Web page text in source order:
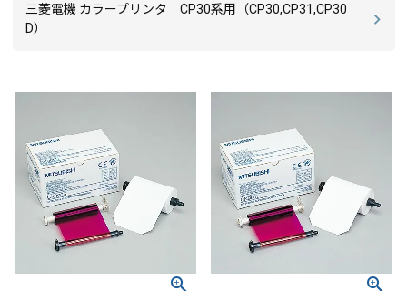
三菱電機 カラープリンタ CP30系用（CP30,CP31,CP30
D）